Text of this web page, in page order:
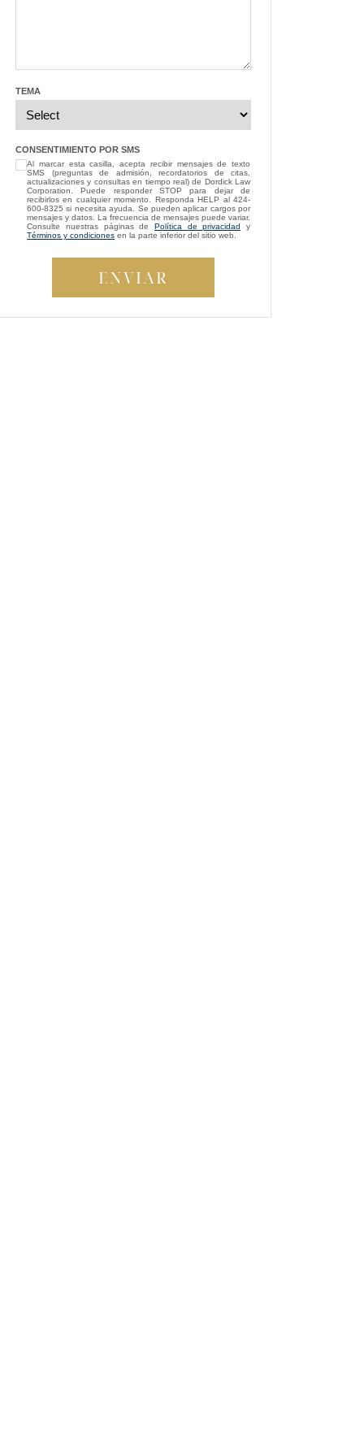
”
“I’m so grateful that Brittney Ghadoushi
was assigned as my attorney. She
consistently showed genuine care and
always kept my best interests at heart. While
compassion isn’t something most people
expect from a lawyer, Brittney managed to
me, even in the face of highly uncooperative
” — Beverly S.
TEMA
CONSENTIMIENTO POR SMS
Al marcar esta casilla, acepta recibir mensajes de texto
SMS (preguntas de admisión, recordatorios de citas,
actualizaciones y consultas en tiempo real) de Dordick Law
Corporation. Puede responder STOP para dejar de
recibirlos en cualquier momento. Responda HELP al 424-
600-8325 si necesita ayuda. Se pueden aplicar cargos por
mensajes y datos. La frecuencia de mensajes puede variar.
Consulte nuestras páginas de Política de privacidad y
Términos y condiciones en la parte inferior del sitio web.